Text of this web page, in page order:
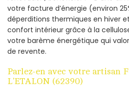
votre facture d’énergie (environ
déperditions thermiques en hiver
confort intérieur grâce à la
votre barème énergétique qui
de revente.
Parlez-en avec votre artisan
L'ETALON (62390)